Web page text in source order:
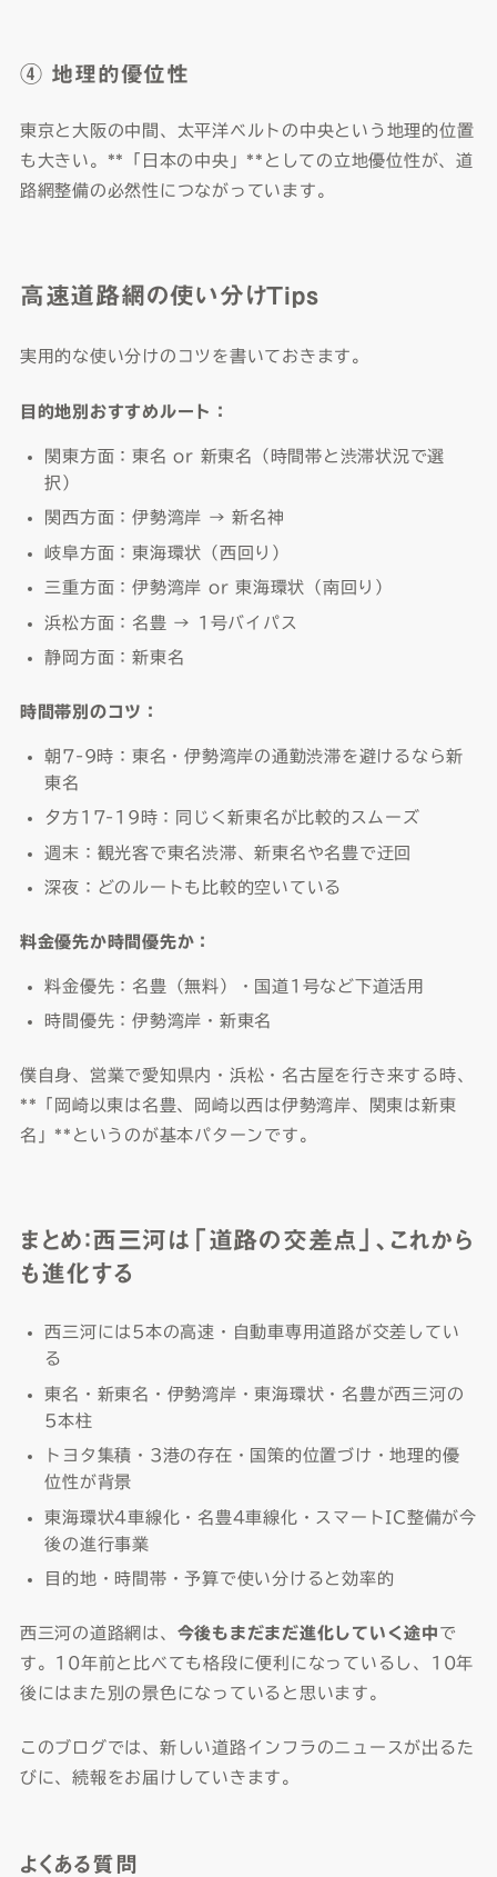
④ 地理的優位性
東京と大阪の中間、太平洋ベルトの中央という地理的位置
も大きい。**「日本の中央」**としての立地優位性が、道
路網整備の必然性につながっています。
高速道路網の使い分けTips
実用的な使い分けのコツを書いておきます。
目的地別おすすめルート：
関東方面：東名 or 新東名（時間帯と渋滞状況で選
択）
関西方面：伊勢湾岸 → 新名神
岐阜方面：東海環状（西回り）
三重方面：伊勢湾岸 or 東海環状（南回り）
浜松方面：名豊 → 1号バイパス
静岡方面：新東名
時間帯別のコツ：
朝7-9時：東名・伊勢湾岸の通勤渋滞を避けるなら新
東名
夕方17-19時：同じく新東名が比較的スムーズ
週末：観光客で東名渋滞、新東名や名豊で迂回
深夜：どのルートも比較的空いている
料金優先か時間優先か：
料金優先：名豊（無料）・国道1号など下道活用
時間優先：伊勢湾岸・新東名
僕自身、営業で愛知県内・浜松・名古屋を行き来する時、
**「岡崎以東は名豊、岡崎以西は伊勢湾岸、関東は新東
名」**というのが基本パターンです。
まとめ：西三河は「道路の交差点」、これから
も進化する
西三河には5本の高速・自動車専用道路が交差してい
る
東名・新東名・伊勢湾岸・東海環状・名豊が西三河の
5本柱
トヨタ集積・3港の存在・国策的位置づけ・地理的優
位性が背景
東海環状4車線化・名豊4車線化・スマートIC整備が今
後の進行事業
目的地・時間帯・予算で使い分けると効率的
西三河の道路網は、 今後もまだまだ進化していく途中 で
す。10年前と比べても格段に便利になっているし、10年
後にはまた別の景色になっていると思います。
このブログでは、新しい道路インフラのニュースが出るた
びに、続報をお届けしていきます。
よくある質問